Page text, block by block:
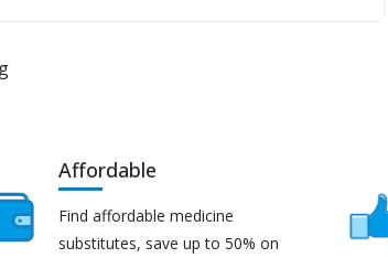
Affordable
Find affordable medicine
substitutes, save up to 50% on